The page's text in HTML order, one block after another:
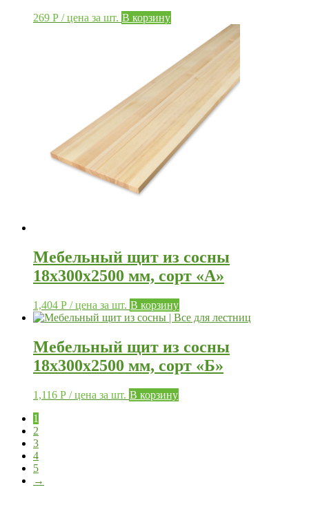
269 Р / цена за шт. В корзину
Мебельный щит из сосны
18х300х2500 мм, сорт «А»
1,404 Р / цена за шт. В корзину
Мебельный щит из сосны
18х300х2500 мм, сорт «Б»
1,116 Р / цена за шт. В корзину
1
2
3
4
5
→